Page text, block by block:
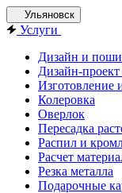
Ульяновск
Услуги
Дизайн и
Дизайн-
Изготовление
Колеровка
Оверлок
Пересадка
Распил и
Расчет
Резка металла
Подарочные